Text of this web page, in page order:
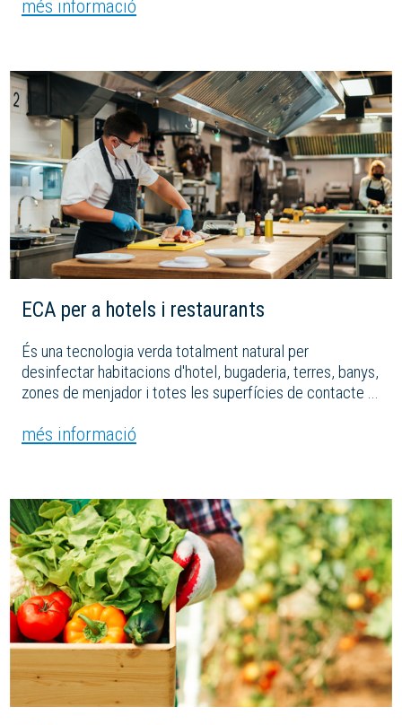
més informació
ECA per a hotels i restaurants
És una tecnologia verda totalment natural per
desinfectar habitacions d'hotel, bugaderia, terres, banys,
zones de menjador i totes les superfícies de contacte ...
més informació